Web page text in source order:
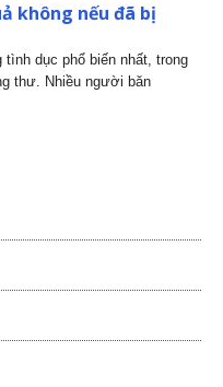
không nếu đã bị
dục phổ biến nhất, trong
thư. Nhiều người băn